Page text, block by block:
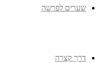
שערים לפרשה
דרך קצרה